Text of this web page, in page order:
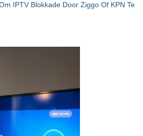
IPTV Blokkade Door Ziggo Of KPN Te